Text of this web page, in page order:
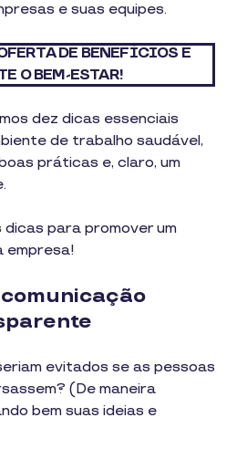
e suas equipes.
DE BENEFÍCIOS E
O BEM-ESTAR!
dez dicas essenciais
de trabalho saudável,
práticas e, claro, um
para promover um
empresa!
comunicação
evitados se as pessoas
(De maneira
bem suas ideias e